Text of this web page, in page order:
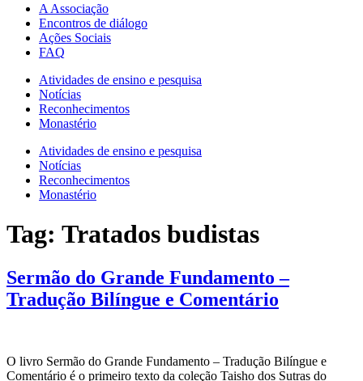
A Associação
Encontros de diálogo
Ações Sociais
FAQ
Atividades de ensino e pesquisa
Notícias
Reconhecimentos
Monastério
Atividades de ensino e pesquisa
Notícias
Reconhecimentos
Monastério
Tag: Tratados budistas
Sermão do Grande Fundamento –
Tradução Bilíngue e Comentário
O livro Sermão do Grande Fundamento – Tradução Bilíngue e
Comentário é o primeiro texto da coleção Taisho dos Sutras do